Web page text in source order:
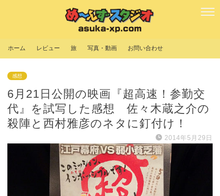
ホーム レビュー 旅 写真・動画 お問い合わせ
感想
6月21日公開の映画『超高速！参勤交
代』を試写した感想 佐々木蔵之介の
殺陣と西村雅彦のネタに釘付け！
2014年5月29日